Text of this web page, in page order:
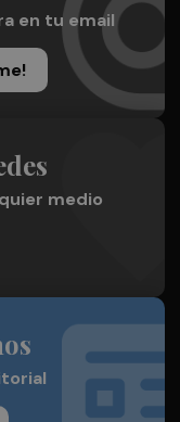
en tu email
medio